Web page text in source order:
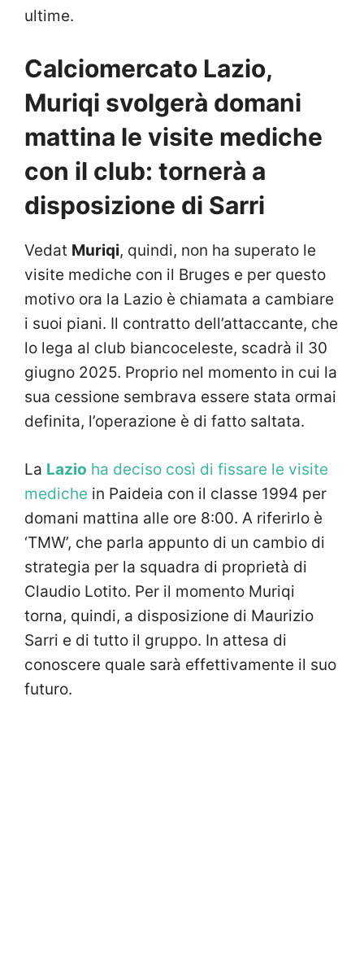
ultime.
Calciomercato Lazio,
Muriqi svolgerà domani
mattina le visite mediche
con il club: tornerà a
disposizione di Sarri
Vedat Muriqi, quindi, non ha superato le
visite mediche con il Bruges e per questo
motivo ora la Lazio è chiamata a cambiare
i suoi piani. Il contratto dell’attaccante, che
lo lega al club biancoceleste, scadrà il 30
giugno 2025. Proprio nel momento in cui la
sua cessione sembrava essere stata ormai
definita, l’operazione è di fatto saltata.
La Lazio ha deciso così di fissare le visite
mediche in Paideia con il classe 1994 per
domani mattina alle ore 8:00. A riferirlo è
‘TMW’, che parla appunto di un cambio di
strategia per la squadra di proprietà di
Claudio Lotito. Per il momento Muriqi
torna, quindi, a disposizione di Maurizio
Sarri e di tutto il gruppo. In attesa di
conoscere quale sarà effettivamente il suo
futuro.